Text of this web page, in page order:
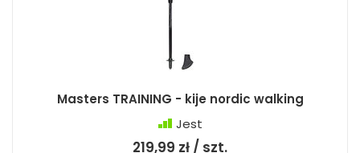
Masters TRAINING - kije nordic walking
Jest
219,99 zł / szt.